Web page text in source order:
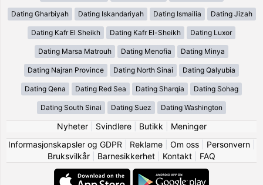
Dating Gharbiyah Dating Iskandariyah Dating Ismailia Dating Jizah
Dating Kafr El Sheikh Dating Kafr El-Sheikh Dating Luxor
Dating Marsa Matrouh Dating Menofia Dating Minya
Dating Najran Province Dating North Sinai Dating Qalyubia
Dating Qena Dating Red Sea Dating Sharqia Dating Sohag
Dating South Sinai Dating Suez Dating Washington
Nyheter| Svindlere| Butikk
Meninger
Informasjonskapsler og GDPR
Reklame| Om oss| Personvern|
Bruksvilkår
Barnesikkerhet Kontakt FAQ